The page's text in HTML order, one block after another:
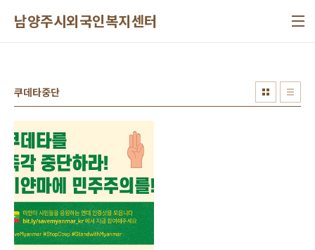
남양주시외국인복지센터
쿠데타중단